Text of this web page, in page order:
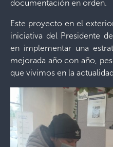
documentación en orden.
Este proyecto en el
iniciativa del Presidente
en implementar una
mejorada año con año,
que vivimos en la